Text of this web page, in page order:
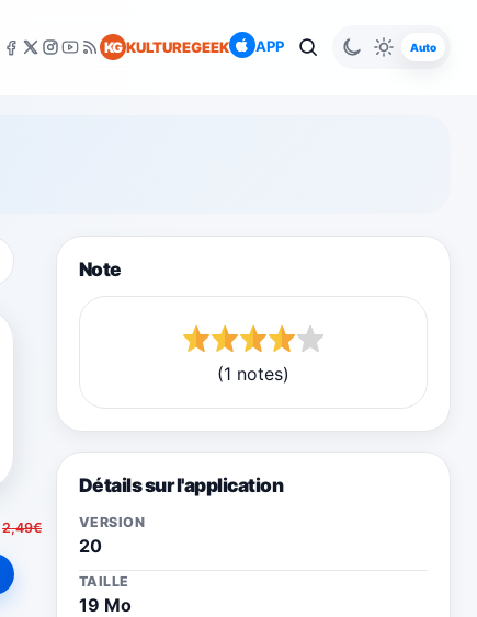
KG KULTUREGEEK APP Auto
2,49€
Note
(1 notes)
Détails sur l'application
VERSION
20
TAILLE
19 Mo